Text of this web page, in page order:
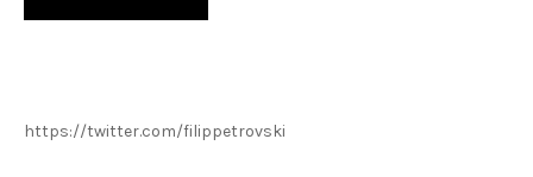
https://twitter.com/filippetrovski